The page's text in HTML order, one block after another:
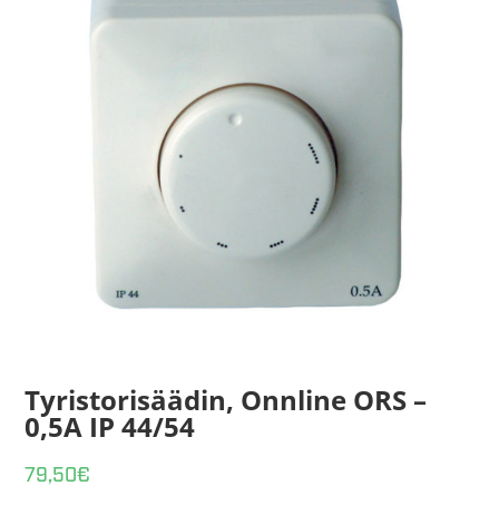
Tyristorisäädin, Onnline ORS –
0,5A IP 44/54
79,50€